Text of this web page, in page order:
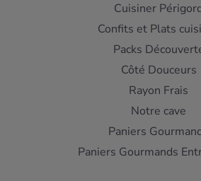
Cuisiner
Confits et Plats
Packs
Côté Douceurs
Rayon Frais
Notre cave
Paniers
Paniers Gourmands